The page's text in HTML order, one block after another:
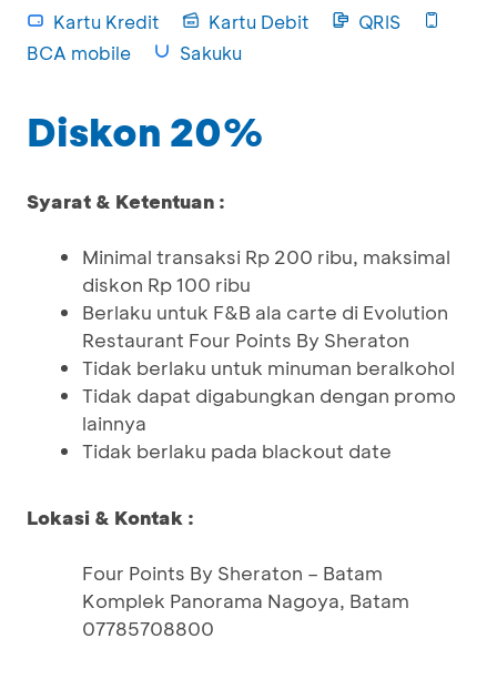
Kartu Kredit Kartu Debit
QRIS
BCA mobile
Sakuku
Diskon 20%
Syarat & Ketentuan :
Minimal transaksi Rp 200 ribu, maksimal
diskon Rp 100 ribu
Berlaku untuk F&B ala carte di Evolution
Restaurant Four Points By Sheraton
Tidak berlaku untuk minuman beralkohol
Tidak dapat digabungkan dengan promo
lainnya
Tidak berlaku pada blackout date
Lokasi & Kontak :
Four Points By Sheraton – Batam
Komplek Panorama Nagoya, Batam
07785708800